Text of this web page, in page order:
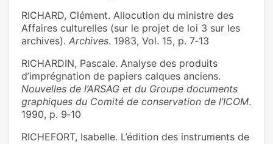
RICHARD, Clément. Allocution du ministre des
Affaires culturelles (sur le projet de loi 3 sur les
archives). Archives. 1983, Vol. 15, p. 7‑13
RICHARDIN, Pascale. Analyse des produits
d’imprégnation de papiers calques anciens.
Nouvelles de l’ARSAG et du Groupe documents
graphiques du Comité de conservation de l’ICOM.
1990, p. 9‑10
RICHEFORT, Isabelle. L’édition des instruments de